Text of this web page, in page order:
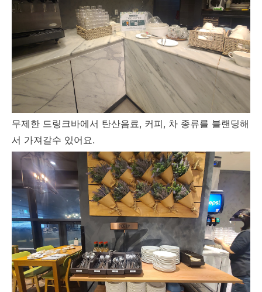
무제한 드링크바에서 탄산음료, 커피, 차 종류를 블랜딩해
서 가져갈수 있어요.